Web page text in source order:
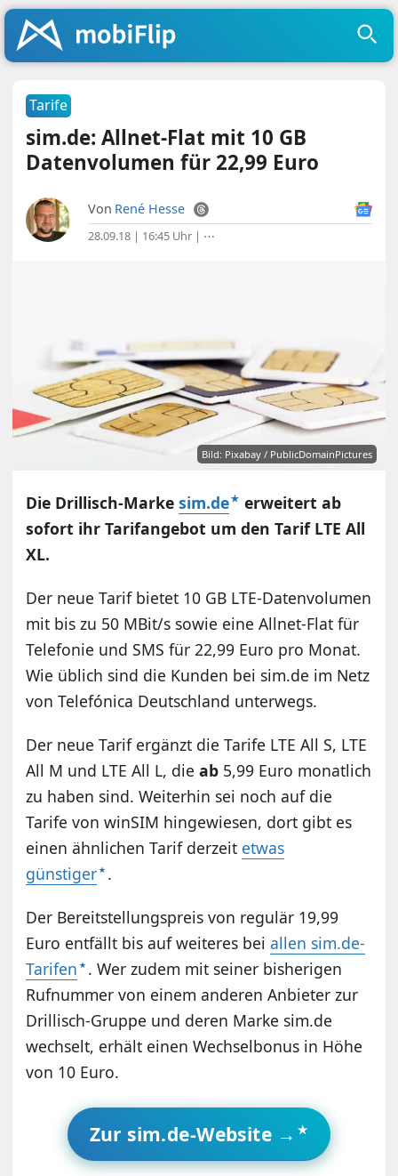
Tarife
sim.de: Allnet-Flat mit 10 GB
Datenvolumen für 22,99 Euro
Von René Hesse
28.09.18 | 16:45 Uhr | ⋯
Bild: Pixabay / PublicDomainPictures
Die Drillisch-Markesim.de
erweitert ab
sofort ihr Tarifangebot um den Tarif LTE All
XL.
Der neue Tarif bietet 10 GB LTE-Datenvolumen
mit bis zu 50 MBit/s sowie eine Allnet-Flat für
Telefonie und SMS für 22,99 Euro pro Monat.
Wie üblich sind die Kunden bei sim.de im Netz
von Telefónica Deutschland unterwegs.
Der neue Tarif ergänzt die Tarife LTE All S, LTE
All M und LTE All L, dieab 5,99 Euro monatlich
zu haben sind. Weiterhin sei noch auf die
Tarife von winSIM hingewiesen, dort gibt es
einen ähnlichen Tarif derzeit etwas
günstiger .
Der Bereitstellungspreis von regulär 19,99
Euro entfällt bis auf weiteres beiallen sim.de-
Tarifen . Wer zudem mit seiner bisherigen
Rufnummer von einem anderen Anbieter zur
Drillisch-Gruppe und deren Marke sim.de
wechselt, erhält einen Wechselbonus in Höhe
von 10 Euro.
Zur sim.de-Website →